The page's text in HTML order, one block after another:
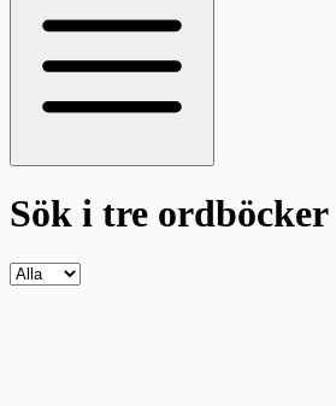
Sök i tre ordböcker